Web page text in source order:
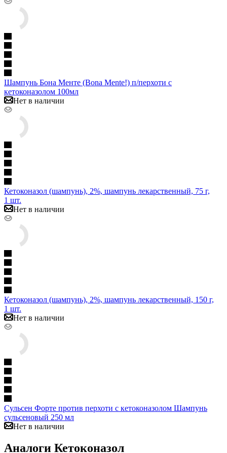
Шампунь Бона Менте (Bona Mente!) п/перхоти с
кетоконазолом 100мл
Нет в наличии
Кетоконазол (шампунь), 2%, шампунь лекарственный, 75 г,
1 шт.
Нет в наличии
Кетоконазол (шампунь), 2%, шампунь лекарственный, 150 г,
1 шт.
Нет в наличии
Сульсен Форте против перхоти с кетоконазолом Шампунь
сульсеновый 250 мл
Нет в наличии
Аналоги Кетоконазол